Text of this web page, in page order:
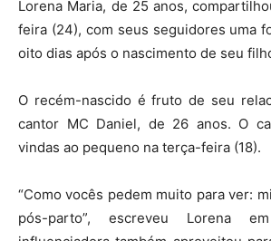
Lorena Maria, de 25 anos,
feira (24), com seus seguidores uma
oito dias após o nascimento de seu
O recém-nascido é fruto de seu
cantor MC Daniel, de 26 anos. O
vindas ao pequeno na terça-feira (18).
“Como vocês pedem muito para ver:
pós-parto”, escreveu Lorena